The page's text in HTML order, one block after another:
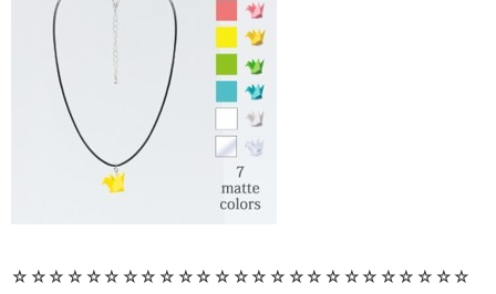
☆☆☆ ☆☆☆☆☆☆☆☆☆☆☆☆☆☆☆☆☆☆☆☆☆☆